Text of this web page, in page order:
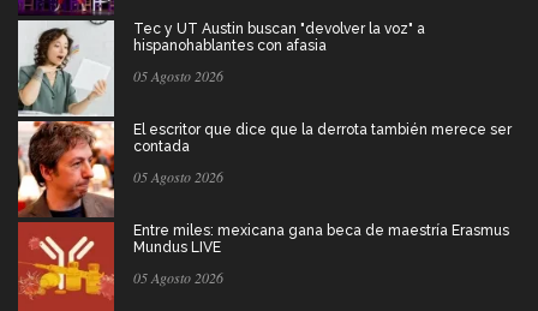
Tec y UT Austin buscan "devolver la voz" a
hispanohablantes con afasia
05 Agosto 2026
El escritor que dice que la derrota también merece ser
contada
05 Agosto 2026
Entre miles: mexicana gana beca de maestría Erasmus
Mundus LIVE
05 Agosto 2026